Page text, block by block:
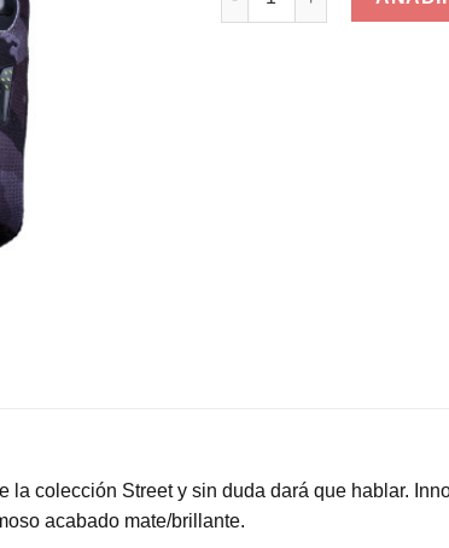
la colección Street y sin duda dará que hablar.
acabado mate/brillante.